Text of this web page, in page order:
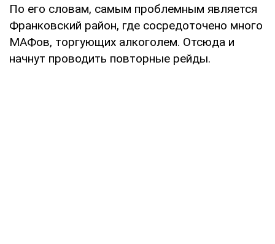
По его словам, самым проблемным является
Франковский район, где сосредоточено много
МАФов, торгующих алкоголем. Отсюда и
начнут проводить повторные рейды.